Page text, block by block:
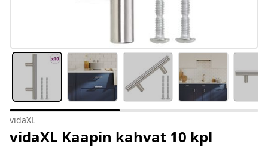
vidaXL
vidaXL Kaapin kahvat 10 kpl